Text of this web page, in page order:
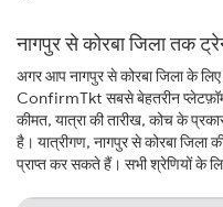
नागपुर से कोरबा जिला तक
अगर आप नागपुर से कोरबा जिला के
ConfirmTkt सबसे बेहतरीन
कीमत, यात्रा की तारीख, कोच के
है। यात्रीगण, नागपुर से कोरबा
प्राप्त कर सकते हैं। सभी श्रेणियों के